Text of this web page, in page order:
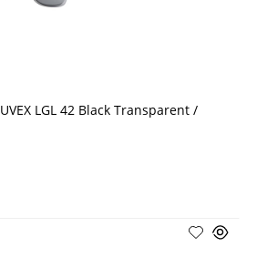
LGL 42 Black Transparent /